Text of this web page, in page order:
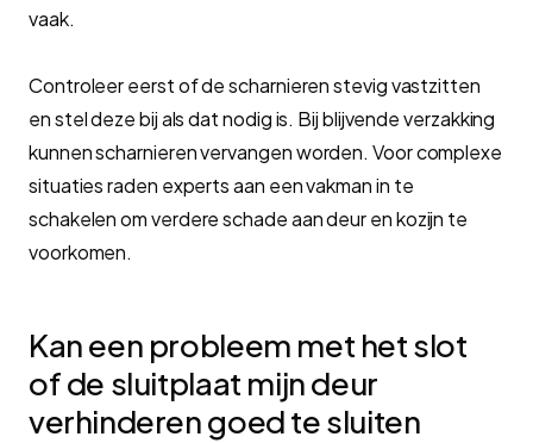
vaak.
Controleer eerst of de scharnieren stevig vastzitten
en stel deze bij als dat nodig is. Bij blijvende verzakking
kunnen scharnieren vervangen worden. Voor complexe
situaties raden experts aan een vakman in te
schakelen om verdere schade aan deur en kozijn te
voorkomen.
Kan een probleem met het slot
of de sluitplaat mijn deur
verhinderen goed te sluiten